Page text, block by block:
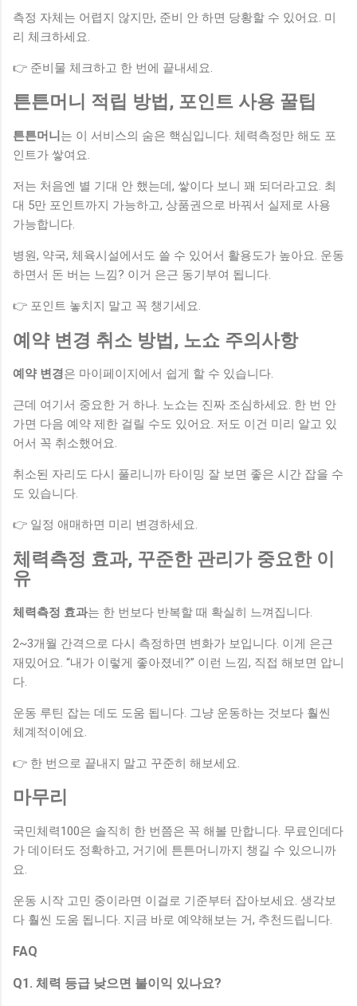
측정 자체는 어렵지 않지만, 준비 안 하면 당황할 수 있어요. 미
리 체크하세요.
👉 준비물 체크하고 한 번에 끝내세요.
튼튼머니 적립 방법, 포인트 사용 꿀팁
튼튼머니 는 이 서비스의 숨은 핵심입니다. 체력측정만 해도 포
인트가 쌓여요.
저는 처음엔 별 기대 안 했는데, 쌓이다 보니 꽤 되더라고요. 최
대 5만 포인트까지 가능하고, 상품권으로 바꿔서 실제로 사용
가능합니다.
병원, 약국, 체육시설에서도 쓸 수 있어서 활용도가 높아요. 운동
하면서 돈 버는 느낌? 이거 은근 동기부여 됩니다.
👉 포인트 놓치지 말고 꼭 챙기세요.
예약 변경 취소 방법, 노쇼 주의사항
예약 변경은 마이페이지에서 쉽게 할 수 있습니다.
근데 여기서 중요한 거 하나. 노쇼는 진짜 조심하세요. 한 번 안
가면 다음 예약 제한 걸릴 수도 있어요. 저도 이건 미리 알고 있
어서 꼭 취소했어요.
취소된 자리도 다시 풀리니까 타이밍 잘 보면 좋은 시간 잡을 수
도 있습니다.
👉 일정 애매하면 미리 변경하세요.
체력측정 효과, 꾸준한 관리가 중요한 이
유
체력측정 효과는 한 번보다 반복할 때 확실히 느껴집니다.
2~3개월 간격으로 다시 측정하면 변화가 보입니다. 이게 은근
재밌어요. “내가 이렇게 좋아졌네?” 이런 느낌, 직접 해보면 압니
다.
운동 루틴 잡는 데도 도움 됩니다. 그냥 운동하는 것보다 훨씬
체계적이에요.
👉 한 번으로 끝내지 말고 꾸준히 해보세요.
마무리
국민체력100은 솔직히 한 번쯤은 꼭 해볼 만합니다. 무료인데다
가 데이터도 정확하고, 거기에 튼튼머니까지 챙길 수 있으니까
요.
운동 시작 고민 중이라면 이걸로 기준부터 잡아보세요. 생각보
다 훨씬 도움 됩니다. 지금 바로 예약해보는 거, 추천드립니다.
FAQ
Q1. 체력 등급 낮으면 불이익 있나요?